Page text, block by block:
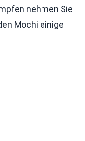
nehmen Sie
Mochi einige